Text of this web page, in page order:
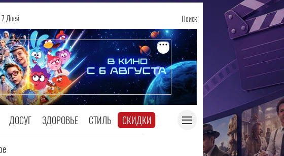
7 Дней Поиск
ДОСУГ ЗДОРОВЬЕ СТИЛЬ СКИДКИ